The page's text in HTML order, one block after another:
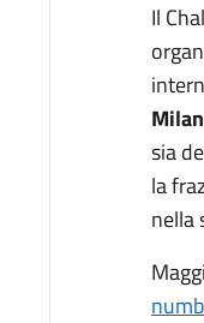
Il
sia
la
nella